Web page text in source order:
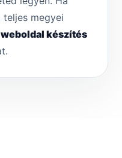
megyei
weboldal készítés